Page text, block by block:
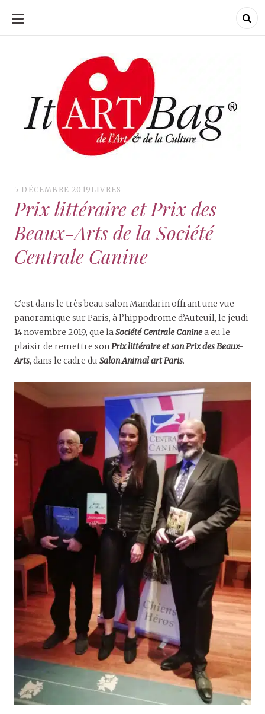
ALLER
CONTENU
ItArtBag
ItArtBag
5 DÉCEMBRE 2019 LIVRES
Prix littéraire et Prix des
Beaux-Arts de la Société
Centrale Canine
C’est dans le très beau salon Mandarin offrant une vue
panoramique sur Paris, à l’hippodrome d’Auteuil, le jeudi
14 novembre 2019, que laSociété Centrale Caninea eu le
plaisir de remettre sonPrix littéraireet son Prix des Beaux-
Arts, dans le cadre du Salon Animal art Paris.